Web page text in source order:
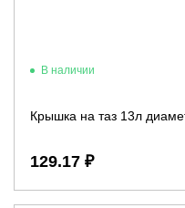
В наличии
Крышка на таз 13л
129.17 ₽